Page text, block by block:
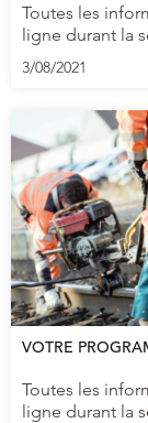
Toutes les
ligne durant la
3/08/2021
VOTRE
Toutes les
ligne durant la